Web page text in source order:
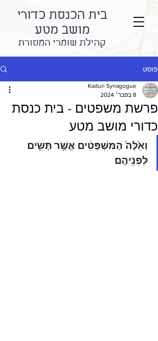
בית הכנסת כדורי
מושב מטע
קהילת שומרי המסורת
פוסט
פרשת משפטים - בית כנסת
כדורי מושב מטע
Kaduri Synagogue
8 בפבר׳ 2024
וְאֵ֙לֶּה֙ הַמִּשְׁפָּטִ֔ים אֲשֶׁ֥ר תָּשִׂ֖ים
לִפְנֵיהֶֽם׃